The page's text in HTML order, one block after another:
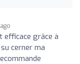
efficace grâce à
cerner ma